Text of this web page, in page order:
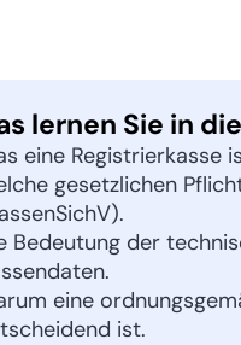
lernen Sie in
eine Registrierkasse
gesetzlichen
Bedeutung der
eine
ist.